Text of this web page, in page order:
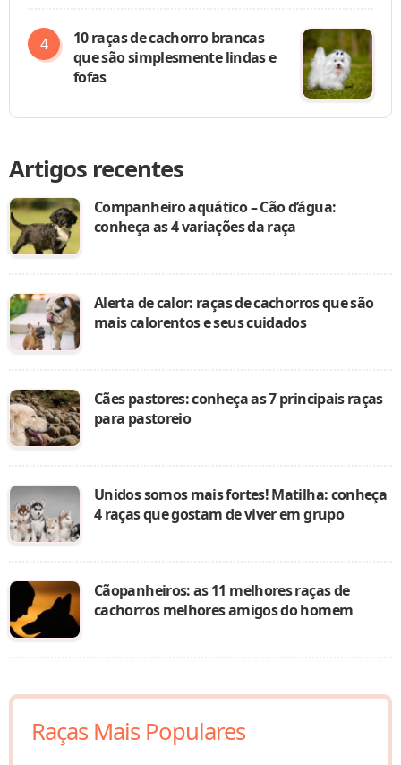
10 raças de cachorro brancas
que são simplesmente lindas e
fofas
Artigos recentes
Companheiro aquático – Cão d’água:
conheça as 4 variações da raça
Alerta de calor: raças de cachorros que são
mais calorentos e seus cuidados
Cães pastores: conheça as 7 principais raças
para pastoreio
Unidos somos mais fortes! Matilha: conheça
4 raças que gostam de viver em grupo
Cãopanheiros: as 11 melhores raças de
cachorros melhores amigos do homem
Raças Mais Populares